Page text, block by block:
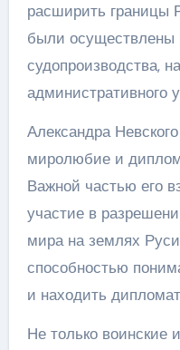
расширить границы
были
судопроизводства,
административного
Александра
миролюбие и
Важной частью его
участие в
мира на землях
способностью
и находить
Не только воинские